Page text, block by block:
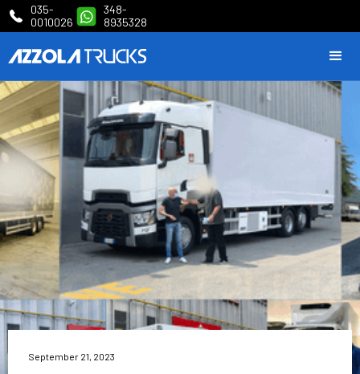
035-
0010026
348-
8935328
September 21, 2023